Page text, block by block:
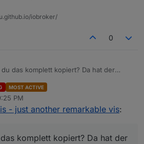
iobroker/
0
du das komplett kopiert? Da hat der
MOST ACTIVE
PM
- just another remarkable vis:
komplett kopiert? Da hat der